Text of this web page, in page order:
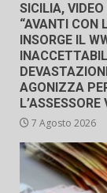
SICILIA,
“AVANTI CON
INSORGE IL
AGONIZZA
7 Agosto 2026